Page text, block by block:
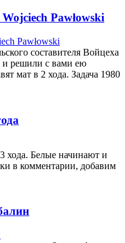
Pawłowski
составителя Войцеха
и решили с вами ею
мат в 2 хода. Задача 1980
хода. Белые начинают и
в комментарии, добавим